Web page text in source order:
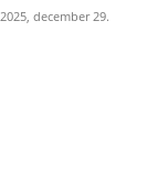
2025, december 29.